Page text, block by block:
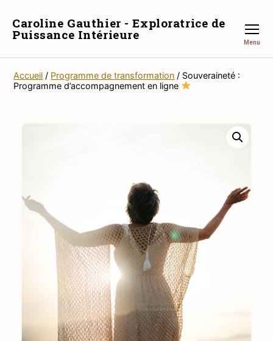
Caroline Gauthier - Exploratrice de
Puissance Intérieure Menu
Accueil / Programme de transformation / Souveraineté :
Programme d’accompagnement en ligne